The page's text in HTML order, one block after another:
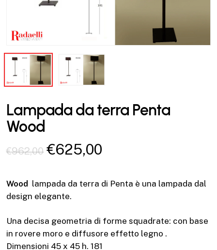
Lampada da terra Penta
Wood
€962,00 Il
originale
era:
€625,00
attuale
è:
Wood lampada da terra di Penta è una lampada dal
design elegante.
Una decisa geometria di forme squadrate: con base
in rovere moro e diffusore effetto legno .
Dimensioni 45 x 45 h. 181